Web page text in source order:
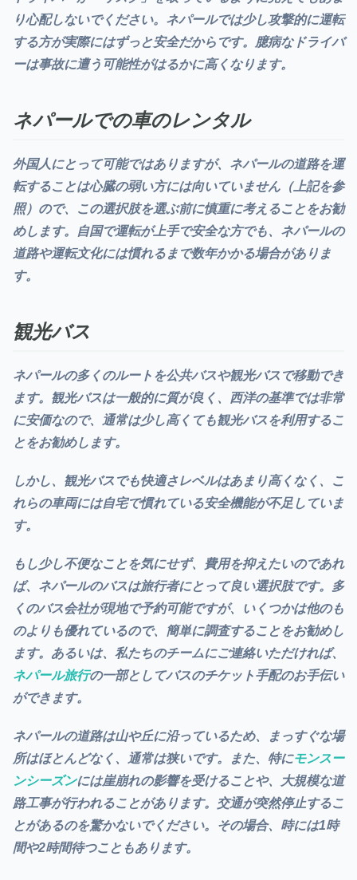
り心配しないでください。ネパールでは少し攻撃的に運転
する方が実際にはずっと安全だからです。臆病なドライバ
ーは事故に遭う可能性がはるかに高くなります。
ネパールでの車のレンタル
外国人にとって可能ではありますが、ネパールの道路を運
転することは心臓の弱い方には向いていません （上記を参
照）ので、この選択肢を選ぶ前に慎重に考えることをお勧
めします。自国で運転が上手で安全な方でも、ネパールの
道路や運転文化には慣れるまで数年かかる場合がありま
す。
観光バス
ネパールの多くのルートを公共バスや観光バスで移動でき
ます。観光バスは一般的に質が良く、西洋の基準では非常
に安価なので、通常は少し高くても観光バスを利用するこ
とをお勧めします。
しかし、観光バスでも快適さレベルはあまり高くなく、こ
れらの車両には自宅で慣れている安全機能が不足していま
す。
もし少し不便なことを気にせず、費用を抑えたいのであれ
ば、ネパールのバスは旅行者にとって良い選択肢です。多
くのバス会社が現地で予約可能ですが、いくつかは他のも
のよりも優れているので、簡単に調査することをお勧めし
ます。あるいは、私たちのチームにご連絡いただければ、
ネパール旅行の一部としてバスのチケット手配のお手伝い
ができます。
ネパールの道路は山や丘に沿っているため、まっすぐな場
所はほとんどなく、通常は狭いです。また、特にモンスー
ンシーズンには崖崩れの影響を受けることや、大規模な道
路工事が行われることがあります。交通が突然停止するこ
とがあるのを驚かないでください。その場合、時には1時
間や2時間待つこともあります。